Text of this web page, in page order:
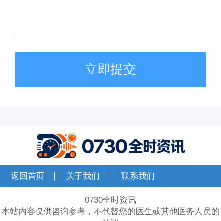
立即提交
返回首页 关于我们 联系我们
0730全时资讯
本站内容仅供咨询参考，不代替您的医生或其他医务人员的